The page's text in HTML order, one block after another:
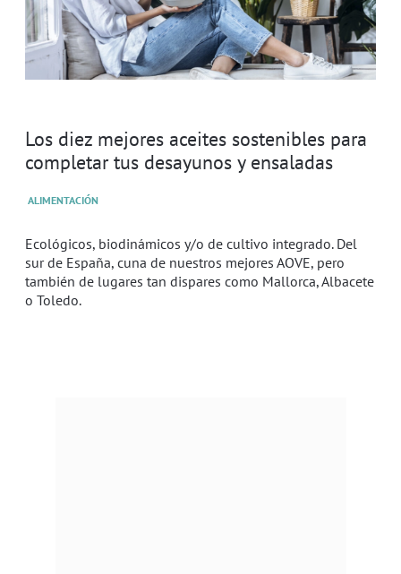
Los diez mejores aceites sostenibles para
completar tus desayunos y ensaladas
ALIMENTACIÓN
Ecológicos, biodinámicos y/o de cultivo integrado. Del
sur de España, cuna de nuestros mejores AOVE, pero
también de lugares tan dispares como Mallorca, Albacete
o Toledo.